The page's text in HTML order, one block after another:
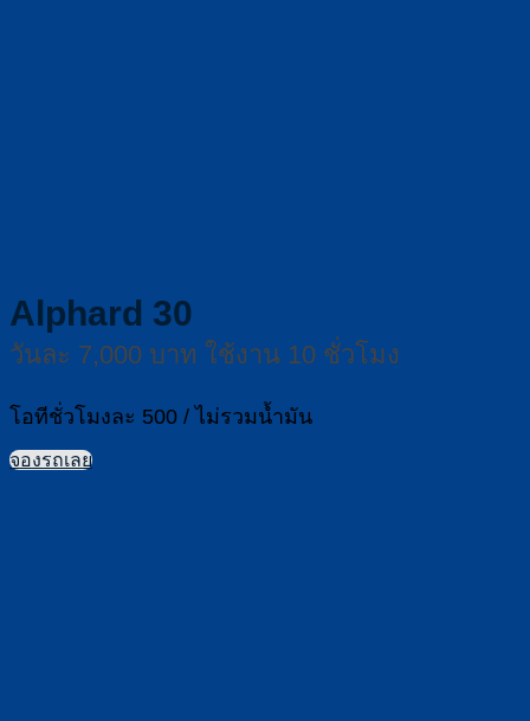
Alphard 30
วันละ 7,000 บาท ใช้งาน 10 ชั่วโมง
โอทีชั่วโมงละ 500 / ไม่รวมน้ำมัน
จองรถเลย